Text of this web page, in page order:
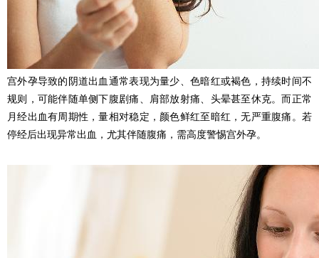
宫外孕导致的阴道出血通常表现为量少、色暗红或褐色，持续时间不
规则，可能伴随单侧下腹剧痛、肩部放射痛、头晕甚至休克。而正常
月经出血有周期性，量相对稳定，颜色鲜红至暗红，无严重腹痛。若
停经后出现异常出血，尤其伴随腹痛，需高度警惕宫外孕。